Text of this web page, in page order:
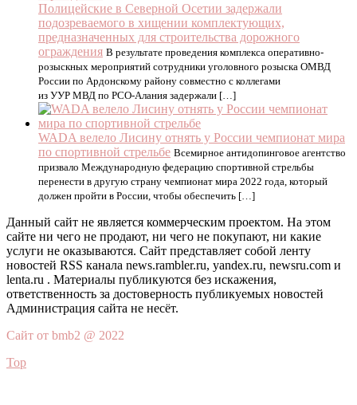
Полицейские в Северной Осетии задержали
подозреваемого в хищении комплектующих,
предназначенных для строительства дорожного
ограждения В результате проведения комплекса оперативно-
розыскных мероприятий сотрудники уголовного розыска ОМВД
России по Ардонскому району совместно с коллегами
из УУР МВД по РСО-Алания задержали […]
WADA велело Лисину отнять у России чемпионат мира
по спортивной стрельбе Всемирное антидопинговое агентство
призвало Международную федерацию спортивной стрельбы
перенести в другую страну чемпионат мира 2022 года, который
должен пройти в России, чтобы обеспечить […]
Данный сайт не является коммерческим проектом. На этом
сайте ни чего не продают, ни чего не покупают, ни какие
услуги не оказываются. Сайт представляет собой ленту
новостей RSS канала news.rambler.ru, yandex.ru, newsru.com и
lenta.ru . Материалы публикуются без искажения,
ответственность за достоверность публикуемых новостей
Администрация сайта не несёт.
Сайт от bmb2 @ 2022
Top